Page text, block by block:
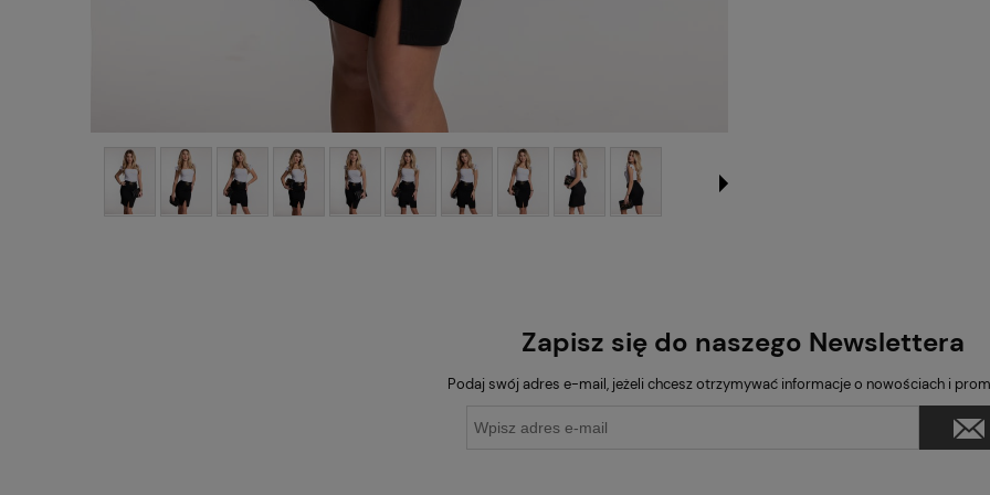
Zapisz się do naszego Newslettera
Podaj swój adres e-mail, jeżeli chcesz otrzymywać informacje o nowościach i